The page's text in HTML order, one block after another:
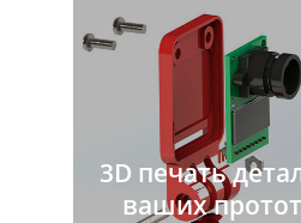
3D печать
ваших